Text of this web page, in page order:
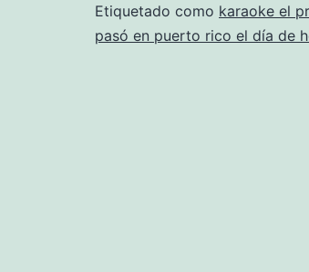
NBA
Etiquetado como karaoke el
pasó en puerto rico el día de